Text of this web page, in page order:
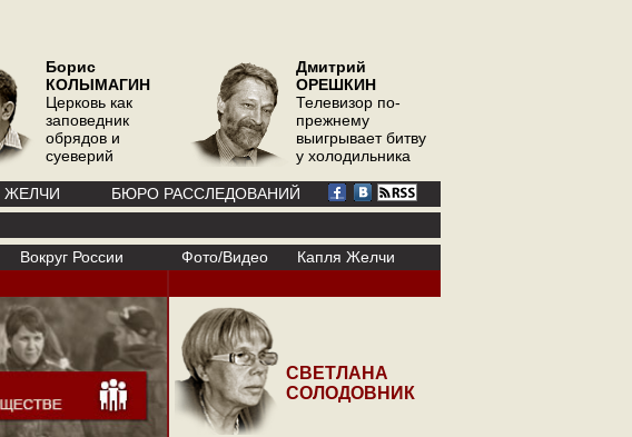
Борис
КОЛЫМАГИН
Церковь как
заповедник
обрядов и
суеверий
Дмитрий
ОРЕШКИН
Телевизор по-
прежнему
выигрывает битву
у холодильника
ЖЕЛЧИ
БЮРО РАССЛЕДОВАНИЙ
Вокруг России Фото/Видео
Капля Желчи
СВЕТЛАНА
СОЛОДОВНИК